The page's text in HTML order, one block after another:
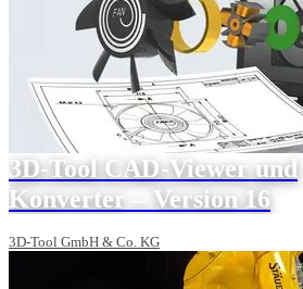
3D-Tool CAD-Viewer und
Konverter – Version 16
3D-Tool GmbH & Co. KG